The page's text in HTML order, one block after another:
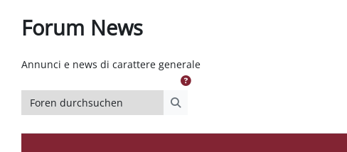
Forum News
Annunci e news di carattere generale
Foren durchsuchen